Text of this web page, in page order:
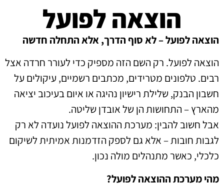
הוצאה לפועל
הוצאה לפועל – לא סוף הדרך, אלא התחלה חדשה
הוצאה לפועל. רק השם הזה מספיק כדי לעורר חרדה אצל
רבים. טלפונים מטרידים, מכתבים רשמיים, עיקולים על
חשבון הבנק, שלילת רישיון נהיגה או איום בעיכוב יציאה
מהארץ – התחושות הן של אובדן שליטה.
אבל חשוב להבין: מערכת ההוצאה לפועל נועדה לא רק
לגבות חובות – אלא גם לספק הזדמנות אמיתית לשיקום
כלכלי, כאשר מתנהלים מולה נכון.
מהי מערכת ההוצאה לפועל?